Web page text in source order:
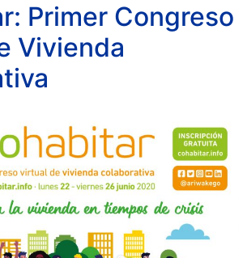
Primer Congreso
Vivienda